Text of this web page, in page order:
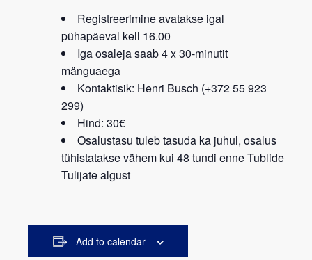
Registreerimine avatakse igal
pühapäeval kell 16.00
Iga osaleja saab 4 x 30-minutit
mänguaega
Kontaktisik: Henri Busch (+372 55 923
299)
Hind: 30€
Osalustasu tuleb tasuda ka juhul, osalus
tühistatakse vähem kui 48 tundi enne Tublide
Tulijate algust
Add to calendar